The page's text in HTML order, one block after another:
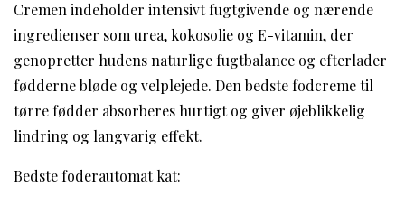
Cremen indeholder intensivt fugtgivende og nærende
ingredienser som urea, kokosolie og E-vitamin, der
genopretter hudens naturlige fugtbalance og efterlader
fødderne bløde og velplejede. Den bedste fodcreme til
tørre fødder absorberes hurtigt og giver øjeblikkelig
lindring og langvarig effekt.
Bedste foderautomat kat: